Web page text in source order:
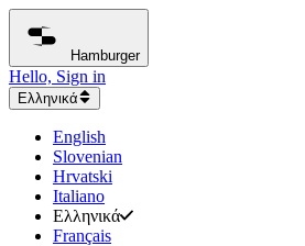
Hamburger
Hello, Sign in
Ελληνικά
English
Slovenian
Hrvatski
Italiano
Ελληνικά
Français